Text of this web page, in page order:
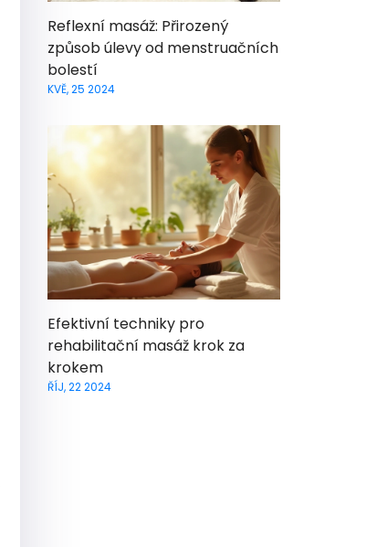
Reflexní masáž: Přirozený
způsob úlevy od menstruačních
bolestí
KVĚ, 25 2024
Efektivní techniky pro
rehabilitační masáž krok za
krokem
ŘÍJ, 22 2024